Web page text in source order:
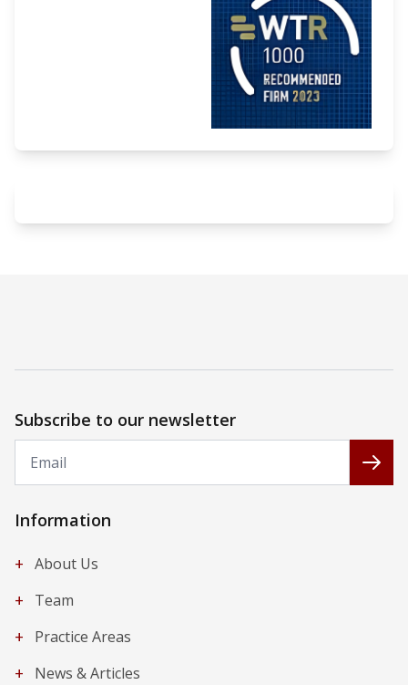
Subscribe to our newsletter
Information
+ About Us
+ Team
+ Practice Areas
+ News & Articles